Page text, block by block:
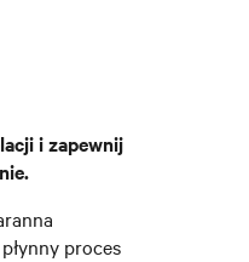
i zapewnij
proces